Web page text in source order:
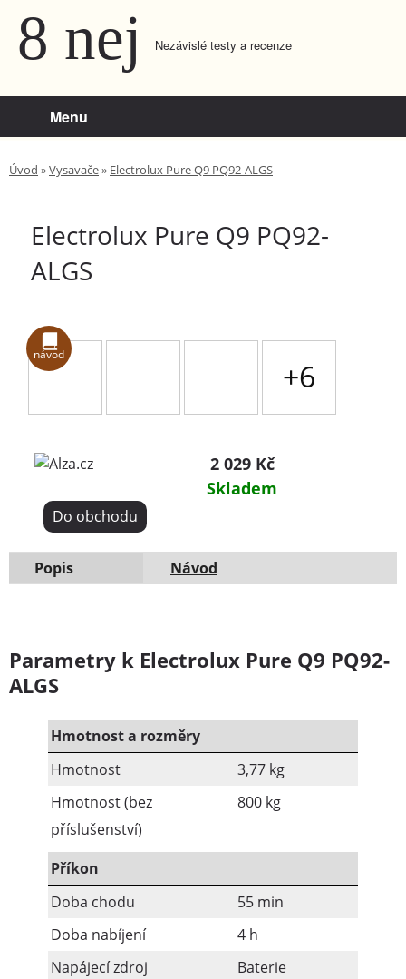
8 nej Nezávislé testy a recenze
Úvod »Vysavače» Electrolux Pure Q9 PQ92-ALGS
Electrolux Pure Q9 PQ92-
ALGS
návod
+6
2 029 Kč
Skladem
Do obchodu
Popis Návod
Parametry k Electrolux Pure Q9 PQ92-
ALGS
Hmotnost a rozměry
Hmotnost
3,77 kg
Hmotnost (bez
příslušenství)
800 kg
Příkon
Doba chodu
55 min
Doba nabíjení
4 h
Napájecí zdroj
Baterie
Menu